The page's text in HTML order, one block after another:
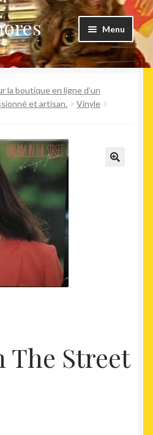
Menu
la boutique en ligne d’un
et artisan.
Vinyle
The Street